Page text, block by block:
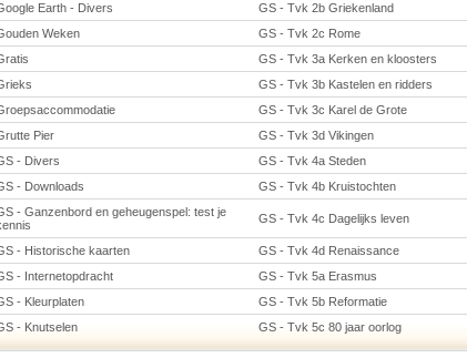
Earth - Divers
GS - Tvk 2b Griekenland
Weken
GS - Tvk 2c Rome
GS - Tvk 3a Kerken en kloosters
GS - Tvk 3b Kastelen en ridders
GS - Tvk 3c Karel de Grote
Pier
GS - Tvk 3d Vikingen
- Divers
GS - Tvk 4a Steden
- Downloads
GS - Tvk 4b Kruistochten
- Ganzenbord en geheugenspel: test je
GS - Tvk 4c Dagelijks leven
- Historische kaarten GS - Tvk 4d Renaissance
- Internetopdracht
GS - Tvk 5a Erasmus
- Kleurplaten
GS - Tvk 5b Reformatie
- Knutselen
GS - Tvk 5c 80 jaar oorlog